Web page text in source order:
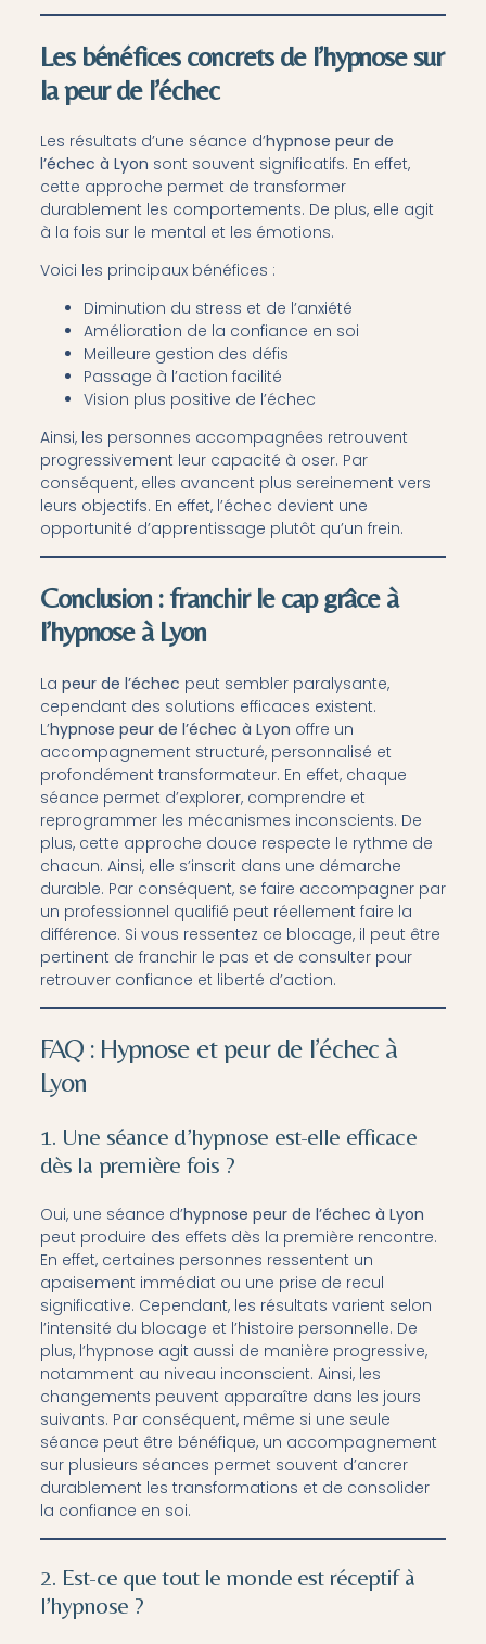
Les bénéfices concrets de l’hypnose sur
la peur de l’échec
Les résultats d’une séance d’hypnose peur de
l’échec à Lyon sont souvent significatifs. En effet,
cette approche permet de transformer
durablement les comportements. De plus, elle agit
à la fois sur le mental et les émotions.
Voici les principaux bénéfices :
Diminution du stress et de l’anxiété
Amélioration de la confiance en soi
Meilleure gestion des défis
Passage à l’action facilité
Vision plus positive de l’échec
Ainsi, les personnes accompagnées retrouvent
progressivement leur capacité à oser. Par
conséquent, elles avancent plus sereinement vers
leurs objectifs. En effet, l’échec devient une
opportunité d’apprentissage plutôt qu’un frein.
Conclusion : franchir le cap grâce à
l’hypnose à Lyon
La peur de l’échec peut sembler paralysante,
cependant des solutions efficaces existent.
L’hypnose peur de l’échec à Lyon offre un
accompagnement structuré, personnalisé et
profondément transformateur. En effet, chaque
séance permet d’explorer, comprendre et
reprogrammer les mécanismes inconscients. De
plus, cette approche douce respecte le rythme de
chacun. Ainsi, elle s’inscrit dans une démarche
durable. Par conséquent, se faire accompagner par
un professionnel qualifié peut réellement faire la
différence. Si vous ressentez ce blocage, il peut être
pertinent de franchir le pas et de consulter pour
retrouver confiance et liberté d’action.
FAQ : Hypnose et peur de l’échec à
Lyon
1. Une séance d’hypnose est-elle efficace
dès la première fois ?
Oui, une séance d’hypnose peur de l’échec à Lyon
peut produire des effets dès la première rencontre.
En effet, certaines personnes ressentent un
apaisement immédiat ou une prise de recul
significative. Cependant, les résultats varient selon
l’intensité du blocage et l’histoire personnelle. De
plus, l’hypnose agit aussi de manière progressive,
notamment au niveau inconscient. Ainsi, les
changements peuvent apparaître dans les jours
suivants. Par conséquent, même si une seule
séance peut être bénéfique, un accompagnement
sur plusieurs séances permet souvent d’ancrer
durablement les transformations et de consolider
la confiance en soi.
2. Est-ce que tout le monde est réceptif à
l’hypnose ?